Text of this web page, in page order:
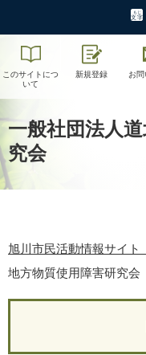
このサイトにつ
いて
新規登録 お
一般社団法人
究会
旭川市民活動情報サイ
地方物質使用障害研究会